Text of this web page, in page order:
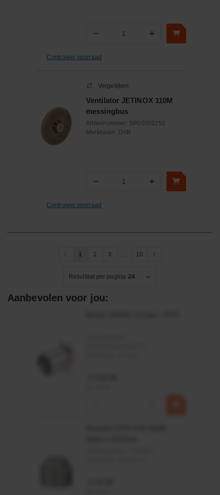
− Aantal +
Controleer voorraad
Vergelijken
Ventilator JETINOX 110M
messingbus
Artikelnummer: SP00002252
Merknaam: DAB
− Aantal +
Controleer voorraad
1 2 3 ... 10
Resultaat per pagina 24
Aanbevolen voor jou: